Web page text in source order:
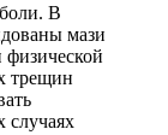
В
мази
физической
трещин
случаях